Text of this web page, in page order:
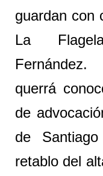
guardan con
La
querrá
de
de
retablo del